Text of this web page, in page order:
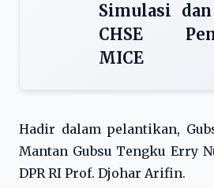
Simulasi
CHSE
MICE
Hadir dalam pelantikan,
Mantan Gubsu Tengku Erry
DPR RI Prof. Djohar Arifin.